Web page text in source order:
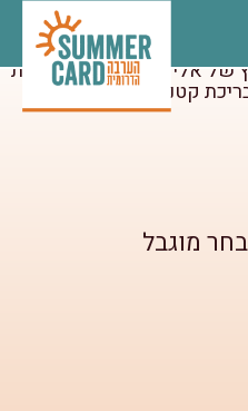
של אליפז. דשא ירוק, פינות
קטנטנים. במקום
מוגבל